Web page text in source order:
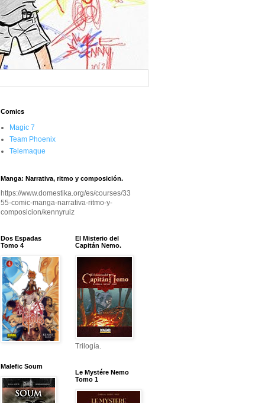
Comics
Magic 7
Team Phoenix
Telemaque
Manga: Narrativa, ritmo y composición.
https://www.domestika.org/es/courses/33
55-comic-manga-narrativa-ritmo-y-
composicion/kennyruiz
Dos Espadas
Tomo 4
Malefic Soum
El Misterio del
Capitán Nemo.
Trilogía.
Le Mystére Nemo
Tomo 1